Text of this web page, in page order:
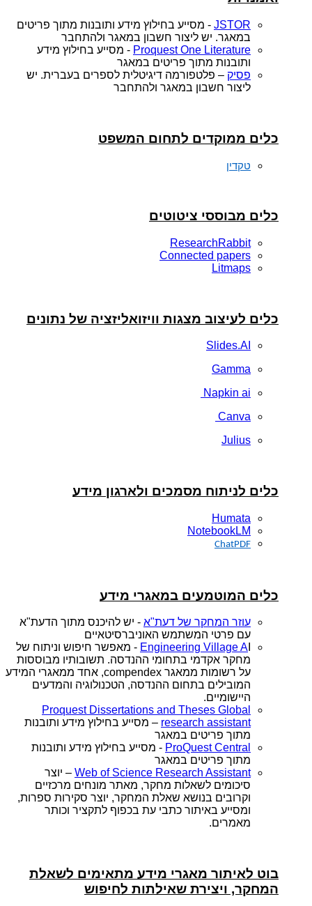
JSTOR - מסייע בחילוץ מידע ותובנות מתוך פריטים
במאגר. יש ליצור חשבון במאגר ולהתחבר
Proquest One Literature - מסייע בחילוץ מידע
ותובנות מתוך פריטים במאגר
פסיק – פלטפורמה דיגיטלית לספרים בעברית. יש
ליצור חשבון במאגר ולהתחבר
כלים ממוקדים לתחום המשפט
טקדין
כלים מבוססי ציטוטים
ResearchRabbit
Connected papers
Litmaps
כלים לעיצוב מצגות וויזואליזציה של נתונים
Slides.AI
Gamma
Napkin ai
Canva
Julius
כלים לניתוח מסמכים ולארגון מידע
Humata
NotebookLM
ChatPDF
כלים המוטמעים במאגרי מידע
עוזר המחקר של דעת"א - יש להיכנס מתוך הדעת"א
עם פרטי המשתמש האוניברסיטאיים
Engineering Village A I - מאפשר חיפוש וניתוח של
מחקר אקדמי בתחומי ההנדסה. תשובותיו מבוססות
על רשומות ממאגר compendex, אחד ממאגרי המידע
המובילים בתחום ההנדסה, הטכנולוגיה והמדעים
היישומיים.
Proquest Dissertations and Theses Global
research assistant – מסייע בחילוץ מידע ותובנות
מתוך פריטים במאגר
ProQuest Central - מסייע בחילוץ מידע ותובנות
מתוך פריטים במאגר
Web of Science Research Assistant – יוצר
סיכומים לשאלות מחקר, מאתר מונחים מרכזיים
וקרובים בנושא שאלת המחקר, יוצר סקירות ספרות,
ומסייע באיתור כתבי עת בכפוף לתקציר וכותר
מאמרים.
בוט לאיתור מאגרי מידע מתאימים לשאלת
המחקר, ויצירת שאילתות לחיפוש